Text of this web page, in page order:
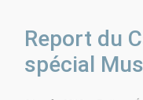
Report du
spécial